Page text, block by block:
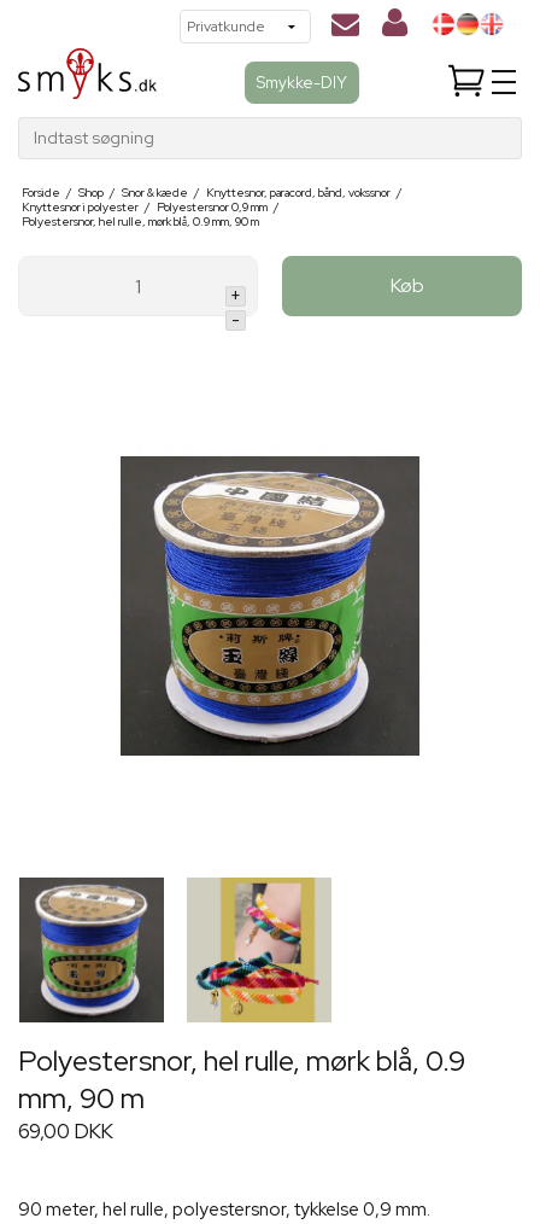
Smykke-DIY
Indtast søgning
Forside / Shop / Snor & kæde / Knyttesnor, paracord, bånd, vokssnor /
Knyttesnor i polyester / Polyestersnor 0,9 mm /
Polyestersnor, hel rulle, mørk blå, 0.9 mm, 90 m
+
-
Køb
Polyestersnor, hel rulle, mørk blå, 0.9
mm, 90 m
69,00 DKK
90 meter, hel rulle, polyestersnor, tykkelse 0,9 mm.